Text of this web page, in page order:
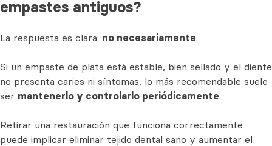
empastes antiguos?
La respuesta es clara: no necesariamente.
Si un empaste de plata está estable, bien sellado y el diente
no presenta caries ni síntomas, lo más recomendable suele
ser mantenerlo y controlarlo periódicamente.
Retirar una restauración que funciona correctamente
puede implicar eliminar tejido dental sano y aumentar el